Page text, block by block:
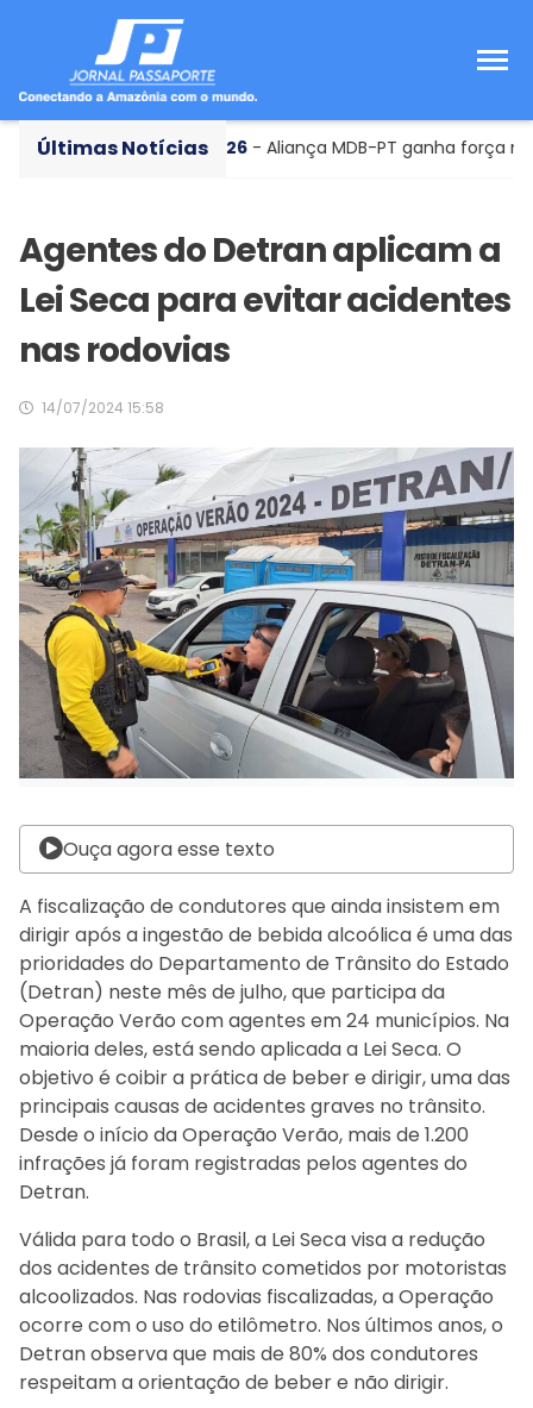
Últimas Notícias
Eleições 2026- Aliança MDB-PT ganha força no Pará
Agentes do Detran aplicam a
Lei Seca para evitar acidentes
nas rodovias
14/07/2024 15:58
Ouça agora esse texto
A fiscalização de condutores que ainda insistem em
dirigir após a ingestão de bebida alcoólica é uma das
prioridades do Departamento de Trânsito do Estado
(Detran) neste mês de julho, que participa da
Operação Verão com agentes em 24 municípios. Na
maioria deles, está sendo aplicada a Lei Seca. O
objetivo é coibir a prática de beber e dirigir, uma das
principais causas de acidentes graves no trânsito.
Desde o início da Operação Verão, mais de 1.200
infrações já foram registradas pelos agentes do
Detran.
Válida para todo o Brasil, a Lei Seca visa a redução
dos acidentes de trânsito cometidos por motoristas
alcoolizados. Nas rodovias fiscalizadas, a Operação
ocorre com o uso do etilômetro. Nos últimos anos, o
Detran observa que mais de 80% dos condutores
respeitam a orientação de beber e não dirigir.